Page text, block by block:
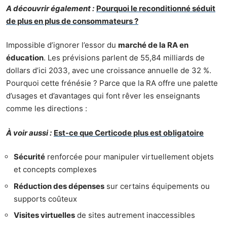
A découvrir également : Pourquoi le reconditionné séduit
de plus en plus de consommateurs ?
Impossible d’ignorer l’essor du marché de la RA en
éducation. Les prévisions parlent de 55,84 milliards de
dollars d’ici 2033, avec une croissance annuelle de 32 %.
Pourquoi cette frénésie ? Parce que la RA offre une palette
d’usages et d’avantages qui font rêver les enseignants
comme les directions :
À voir aussi : Est-ce que Certicode plus est obligatoire
Sécurité renforcée pour manipuler virtuellement objets
et concepts complexes
Réduction des dépenses sur certains équipements ou
supports coûteux
Visites virtuelles de sites autrement inaccessibles